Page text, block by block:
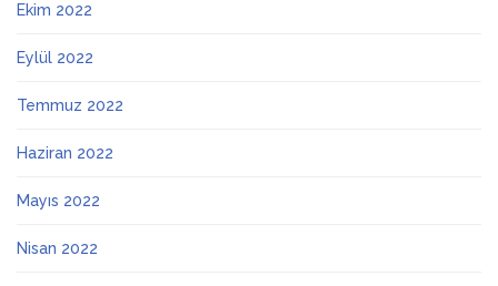
Ekim 2022
Eylül 2022
Temmuz 2022
Haziran 2022
Mayıs 2022
Nisan 2022